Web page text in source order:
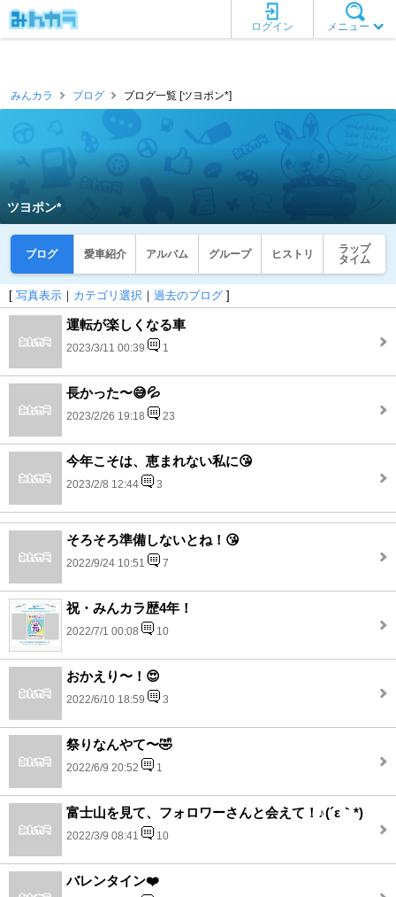
メニュー
ログイン
みんカラ ブログ ブログ一覧 [ツヨポン*]
ツヨポン*
ブログ 愛車紹介 アルバム グループ ヒストリ
ラップ
タイム
[ 写真表示 ｜ カテゴリ選択 ｜ 過去のブログ ]
運転が楽しくなる車
2023/3/11 00:39 1
長かった〜😅💦
2023/2/26 19:18 23
今年こそは、恵まれない私に😘
2023/2/8 12:44 3
そろそろ準備しないとね！😘
2022/9/24 10:51 7
祝・みんカラ歴4年！
2022/7/1 00:08 10
おかえり〜！😍
2022/6/10 18:59 3
祭りなんやて〜🤣
2022/6/9 20:52 1
富士山を見て、フォロワーさんと会えて！♪(´ε｀*)
2022/3/9 08:41 10
バレンタイン❤️